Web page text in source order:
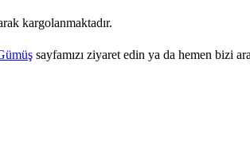
kargolanmaktadır.
sayfamızı ziyaret edin ya da hemen bizi